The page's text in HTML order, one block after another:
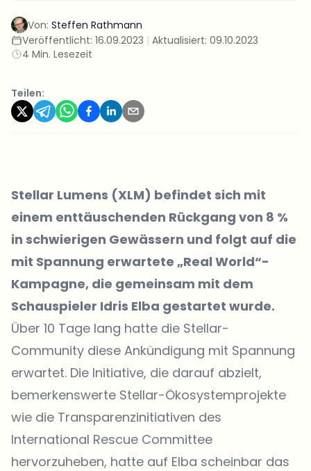
Von: Steffen Rathmann
Veröffentlicht: 16.09.2023 | Aktualisiert: 09.10.2023
4 Min. Lesezeit
Teilen:
Stellar Lumens (XLM) befindet sich mit
einem enttäuschenden Rückgang von 8 %
in schwierigen Gewässern und folgt auf die
mit Spannung erwartete „Real World“-
Kampagne, die gemeinsam mit dem
Schauspieler Idris Elba gestartet wurde.
Über 10 Tage lang hatte die Stellar-
Community diese Ankündigung mit Spannung
erwartet. Die Initiative, die darauf abzielt,
bemerkenswerte Stellar-Ökosystemprojekte
wie die Transparenzinitiativen des
International Rescue Committee
hervorzuheben, hatte auf Elba scheinbar das